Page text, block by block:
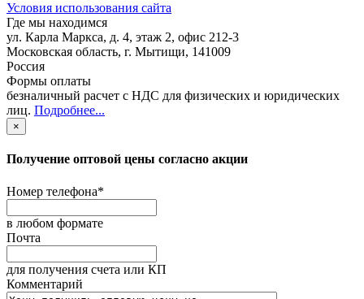
Условия использования сайта
Где мы находимся
ул. Карла Маркса, д. 4, этаж 2, офис 212-3
Московская область, г. Мытищи, 141009
Россия
Формы оплаты
безналичный расчет с НДС для физических и юридических
лиц. Подробнее...
×
Получение оптовой цены согласно акции
Номер телефона*
в любом формате
Почта
для получения счета или КП
Комментарий